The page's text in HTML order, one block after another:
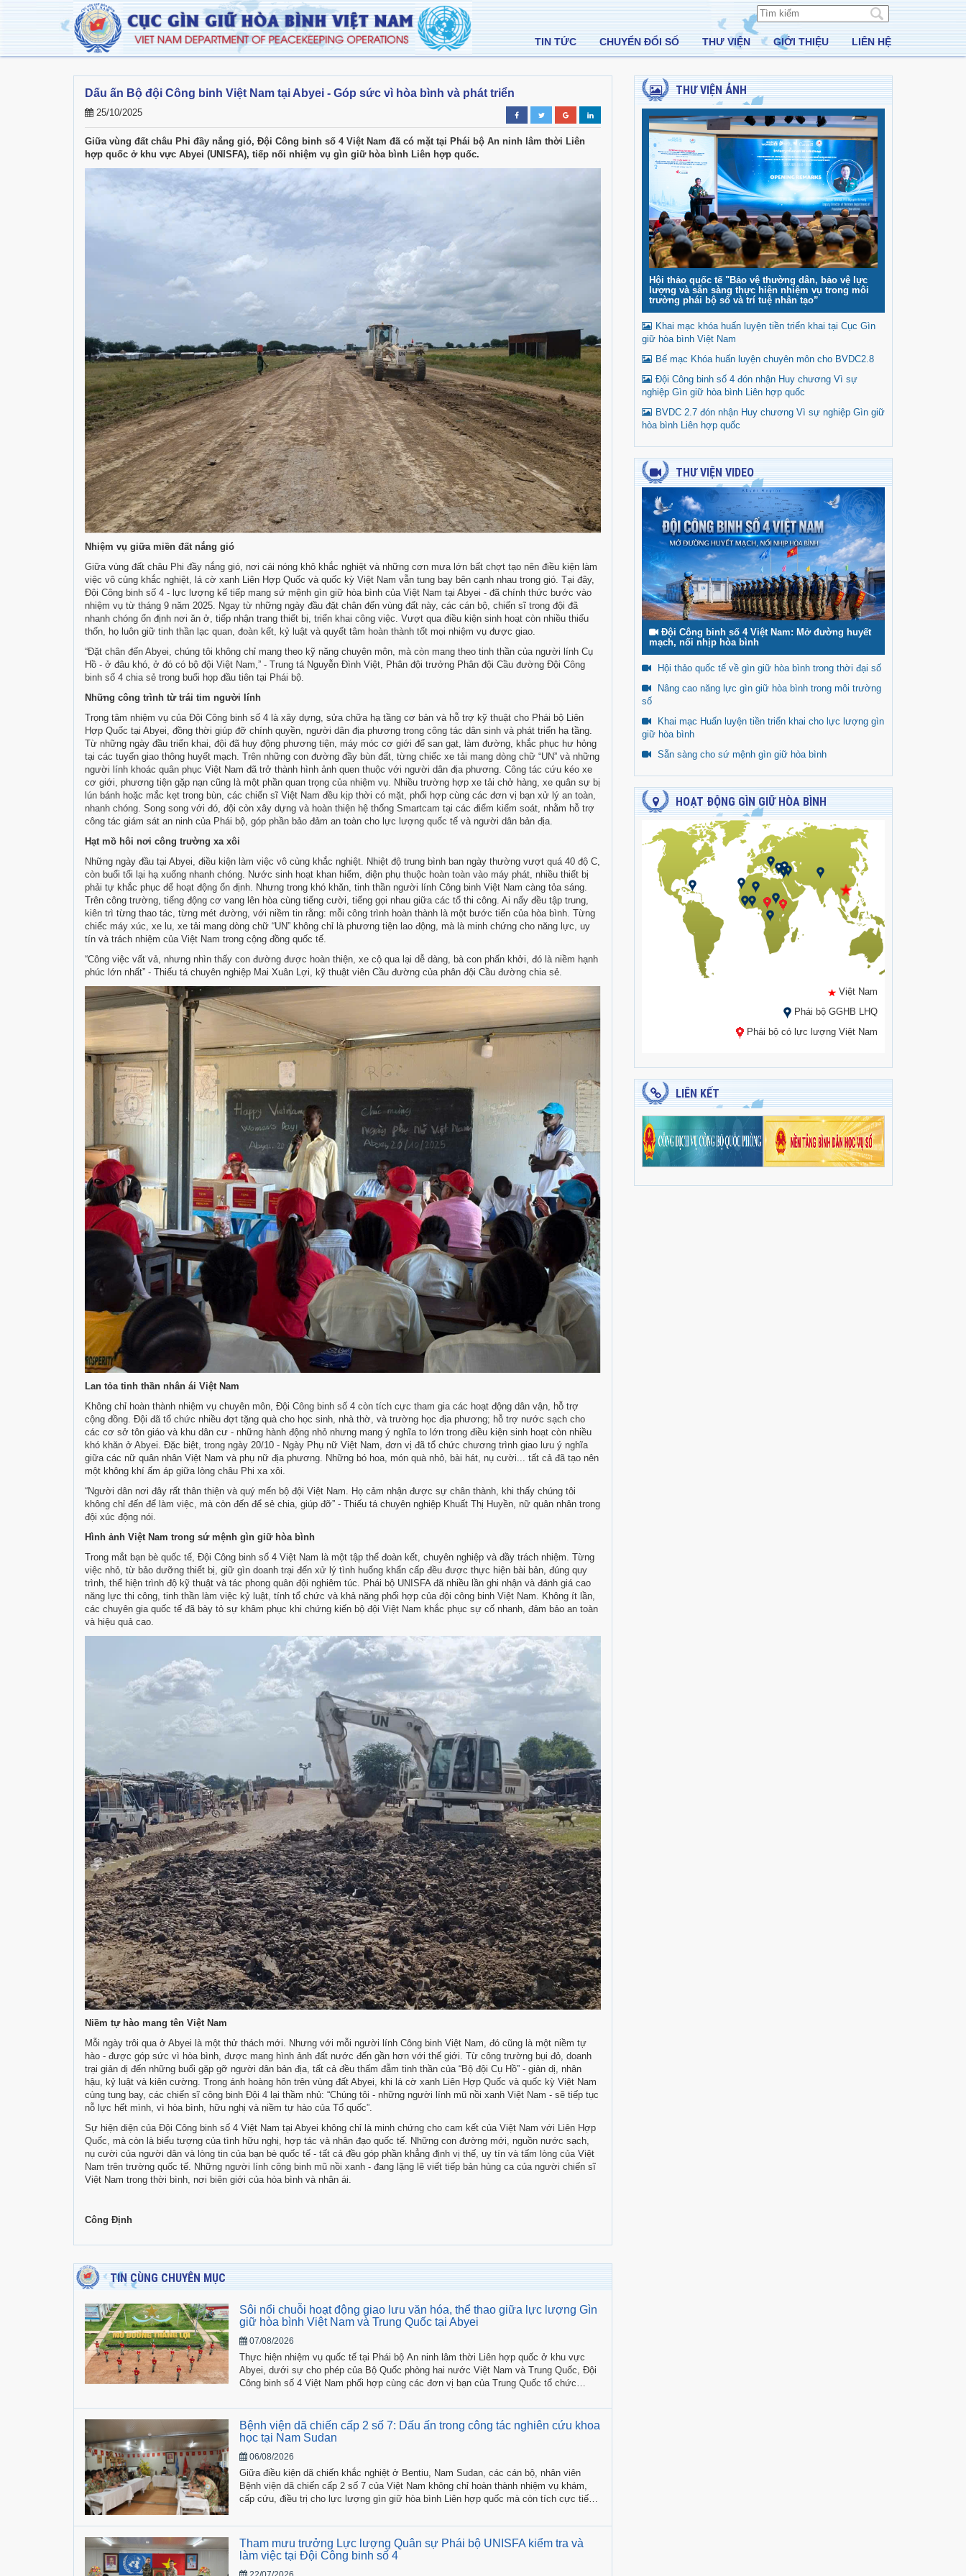
TIN TỨC CHUYỂN ĐỔI SỐ THƯ VIỆN GIỚI THIỆU LIÊN HỆ
Dấu ấn Bộ đội Công binh Việt Nam tại Abyei - Góp sức vì hòa bình và phát triển
25/10/2025
Giữa vùng đất châu Phi đầy nắng gió, Đội Công binh số 4 Việt Nam đã có mặt tại Phái bộ An ninh lâm thời Liên
hợp quốc ở khu vực Abyei (UNISFA), tiếp nối nhiệm vụ gìn giữ hòa bình Liên hợp quốc.
Nhiệm vụ giữa miền đất nắng gió
Giữa vùng đất châu Phi đầy nắng gió, nơi cái nóng khô khắc nghiệt và những cơn mưa lớn bất chợt tạo nên điều kiện làm
việc vô cùng khắc nghiệt, lá cờ xanh Liên Hợp Quốc và quốc kỳ Việt Nam vẫn tung bay bên cạnh nhau trong gió. Tại đây,
Đội Công binh số 4 - lực lượng kế tiếp mang sứ mệnh gìn giữ hòa bình của Việt Nam tại Abyei - đã chính thức bước vào
nhiệm vụ từ tháng 9 năm 2025. Ngay từ những ngày đầu đặt chân đến vùng đất này, các cán bộ, chiến sĩ trong đội đã
nhanh chóng ổn định nơi ăn ở, tiếp nhận trang thiết bị, triển khai công việc. Vượt qua điều kiện sinh hoạt còn nhiều thiếu
thốn, họ luôn giữ tinh thần lạc quan, đoàn kết, kỷ luật và quyết tâm hoàn thành tốt mọi nhiệm vụ được giao.
“Đặt chân đến Abyei, chúng tôi không chỉ mang theo kỹ năng chuyên môn, mà còn mang theo tinh thần của người lính Cụ
Hồ - ở đâu khó, ở đó có bộ đội Việt Nam,” - Trung tá Nguyễn Đình Việt, Phân đội trưởng Phân đội Cầu đường Đội Công
binh số 4 chia sẻ trong buổi họp đầu tiên tại Phái bộ.
Những công trình từ trái tim người lính
Trọng tâm nhiệm vụ của Đội Công binh số 4 là xây dựng, sửa chữa hạ tầng cơ bản và hỗ trợ kỹ thuật cho Phái bộ Liên
Hợp Quốc tại Abyei, đồng thời giúp đỡ chính quyền, người dân địa phương trong công tác dân sinh và phát triển hạ tầng.
Từ những ngày đầu triển khai, đội đã huy động phương tiện, máy móc cơ giới để san gạt, làm đường, khắc phục hư hỏng
tại các tuyến giao thông huyết mạch. Trên những con đường đầy bùn đất, từng chiếc xe tải mang dòng chữ “UN” và những
người lính khoác quân phục Việt Nam đã trở thành hình ảnh quen thuộc với người dân địa phương. Công tác cứu kéo xe
cơ giới, phương tiện gặp nạn cũng là một phần quan trọng của nhiệm vụ. Nhiều trường hợp xe tải chở hàng, xe quân sự bị
lún bánh hoặc mắc kẹt trong bùn, các chiến sĩ Việt Nam đều kịp thời có mặt, phối hợp cùng các đơn vị bạn xử lý an toàn,
nhanh chóng. Song song với đó, đội còn xây dựng và hoàn thiện hệ thống Smartcam tại các điểm kiểm soát, nhằm hỗ trợ
công tác giám sát an ninh của Phái bộ, góp phần bảo đảm an toàn cho lực lượng quốc tế và người dân bản địa.
Hạt mồ hôi nơi công trường xa xôi
Những ngày đầu tại Abyei, điều kiện làm việc vô cùng khắc nghiệt. Nhiệt độ trung bình ban ngày thường vượt quá 40 độ C,
còn buổi tối lại hạ xuống nhanh chóng. Nước sinh hoạt khan hiếm, điện phụ thuộc hoàn toàn vào máy phát, nhiều thiết bị
phải tự khắc phục để hoạt động ổn định. Nhưng trong khó khăn, tinh thần người lính Công binh Việt Nam càng tỏa sáng.
Trên công trường, tiếng động cơ vang lên hòa cùng tiếng cười, tiếng gọi nhau giữa các tổ thi công. Ai nấy đều tập trung,
kiên trì từng thao tác, từng mét đường, với niềm tin rằng: mỗi công trình hoàn thành là một bước tiến của hòa bình. Từng
chiếc máy xúc, xe lu, xe tải mang dòng chữ “UN” không chỉ là phương tiện lao động, mà là minh chứng cho năng lực, uy
tín và trách nhiệm của Việt Nam trong cộng đồng quốc tế.
“Công việc vất vả, nhưng nhìn thấy con đường được hoàn thiện, xe cộ qua lại dễ dàng, bà con phấn khởi, đó là niềm hạnh
phúc lớn nhất” - Thiếu tá chuyên nghiệp Mai Xuân Lợi, kỹ thuật viên Cầu đường của phân đội Cầu đường chia sẻ.
Lan tỏa tinh thần nhân ái Việt Nam
Không chỉ hoàn thành nhiệm vụ chuyên môn, Đội Công binh số 4 còn tích cực tham gia các hoạt động dân vận, hỗ trợ
cộng đồng. Đội đã tổ chức nhiều đợt tặng quà cho học sinh, nhà thờ, và trường học địa phương; hỗ trợ nước sạch cho
các cơ sở tôn giáo và khu dân cư - những hành động nhỏ nhưng mang ý nghĩa to lớn trong điều kiện sinh hoạt còn nhiều
khó khăn ở Abyei. Đặc biệt, trong ngày 20/10 - Ngày Phụ nữ Việt Nam, đơn vị đã tổ chức chương trình giao lưu ý nghĩa
giữa các nữ quân nhân Việt Nam và phụ nữ địa phương. Những bó hoa, món quà nhỏ, bài hát, nụ cười... tất cả đã tạo nên
một không khí ấm áp giữa lòng châu Phi xa xôi.
“Người dân nơi đây rất thân thiện và quý mến bộ đội Việt Nam. Họ cảm nhận được sự chân thành, khi thấy chúng tôi
không chỉ đến để làm việc, mà còn đến để sẻ chia, giúp đỡ” - Thiếu tá chuyên nghiệp Khuất Thị Huyền, nữ quân nhân trong
đội xúc động nói.
Hình ảnh Việt Nam trong sứ mệnh gìn giữ hòa bình
Trong mắt bạn bè quốc tế, Đội Công binh số 4 Việt Nam là một tập thể đoàn kết, chuyên nghiệp và đầy trách nhiệm. Từng
việc nhỏ, từ bảo dưỡng thiết bị, giữ gìn doanh trại đến xử lý tình huống khẩn cấp đều được thực hiện bài bản, đúng quy
trình, thể hiện trình độ kỹ thuật và tác phong quân đội nghiêm túc. Phái bộ UNISFA đã nhiều lần ghi nhận và đánh giá cao
năng lực thi công, tinh thần làm việc kỷ luật, tính tổ chức và khả năng phối hợp của đội công binh Việt Nam. Không ít lần,
các chuyên gia quốc tế đã bày tỏ sự khâm phục khi chứng kiến bộ đội Việt Nam khắc phục sự cố nhanh, đảm bảo an toàn
và hiệu quả cao.
Niềm tự hào mang tên Việt Nam
Mỗi ngày trôi qua ở Abyei là một thử thách mới. Nhưng với mỗi người lính Công binh Việt Nam, đó cũng là một niềm tự
hào - được góp sức vì hòa bình, được mang hình ảnh đất nước đến gần hơn với thế giới. Từ công trường bụi đỏ, doanh
trại giản dị đến những buổi gặp gỡ người dân bản địa, tất cả đều thấm đẫm tinh thần của “Bộ đội Cụ Hồ” - giản dị, nhân
hậu, kỷ luật và kiên cường. Trong ánh hoàng hôn trên vùng đất Abyei, khi lá cờ xanh Liên Hợp Quốc và quốc kỳ Việt Nam
cùng tung bay, các chiến sĩ công binh Đội 4 lại thầm nhủ: “Chúng tôi - những người lính mũ nồi xanh Việt Nam - sẽ tiếp tục
nỗ lực hết mình, vì hòa bình, hữu nghị và niềm tự hào của Tổ quốc”.
Sự hiện diện của Đội Công binh số 4 Việt Nam tại Abyei không chỉ là minh chứng cho cam kết của Việt Nam với Liên Hợp
Quốc, mà còn là biểu tượng của tình hữu nghị, hợp tác và nhân đạo quốc tế. Những con đường mới, nguồn nước sạch,
nụ cười của người dân và lòng tin của bạn bè quốc tế - tất cả đều góp phần khẳng định vị thế, uy tín và tấm lòng của Việt
Nam trên trường quốc tế. Những người lính công binh mũ nồi xanh - đang lặng lẽ viết tiếp bản hùng ca của người chiến sĩ
Việt Nam trong thời bình, nơi biên giới của hòa bình và nhân ái.
Công Định
TIN CÙNG CHUYÊN MỤC
Sôi nổi chuỗi hoạt động giao lưu văn hóa, thể thao giữa lực lượng Gìn
giữ hòa bình Việt Nam và Trung Quốc tại Abyei
07/08/2026
Thực hiện nhiệm vụ quốc tế tại Phái bộ An ninh lâm thời Liên hợp quốc ở khu vực
Abyei, dưới sự cho phép của Bộ Quốc phòng hai nước Việt Nam và Trung Quốc, Đội
Công binh số 4 Việt Nam phối hợp cùng các đơn vị bạn của Trung Quốc tổ chức
Bệnh viện dã chiến cấp 2 số 7: Dấu ấn trong công tác nghiên cứu khoa
học tại Nam Sudan
06/08/2026
Giữa điều kiện dã chiến khắc nghiệt ở Bentiu, Nam Sudan, các cán bộ, nhân viên
Bệnh viện dã chiến cấp 2 số 7 của Việt Nam không chỉ hoàn thành nhiệm vụ khám,
cấp cứu, điều trị cho lực lượng gìn giữ hòa bình Liên hợp quốc mà còn tích cực tiến
Tham mưu trưởng Lực lượng Quân sự Phái bộ UNISFA kiểm tra và
làm việc tại Đội Công binh số 4
THƯ VIỆN ẢNH
Hội thảo quốc tế "Bảo vệ thường dân, bảo vệ lực
lượng và sẵn sàng thực hiện nhiệm vụ trong môi
trường phái bộ số và trí tuệ nhân tạo”
Khai mạc khóa huấn luyện tiền triển khai tại Cục Gìn
giữ hòa bình Việt Nam
Bế mạc Khóa huấn luyện chuyên môn cho BVDC2.8
Đội Công binh số 4 đón nhận Huy chương Vì sự
nghiệp Gìn giữ hòa bình Liên hợp quốc
BVDC 2.7 đón nhận Huy chương Vì sự nghiệp Gìn giữ
hòa bình Liên hợp quốc
THƯ VIỆN VIDEO
Đội Công binh số 4 Việt Nam: Mở đường huyết
mạch, nối nhịp hòa bình
Hội thảo quốc tế về gìn giữ hòa bình trong thời đại số
Nâng cao năng lực gìn giữ hòa bình trong môi trường
số
Khai mạc Huấn luyện tiền triển khai cho lực lượng gìn
giữ hòa bình
Sẵn sàng cho sứ mệnh gìn giữ hòa bình
HOẠT ĐỘNG GÌN GIỮ HÒA BÌNH
Việt Nam
Phái bộ GGHB LHQ
Phái bộ có lực lượng Việt Nam
LIÊN KẾT